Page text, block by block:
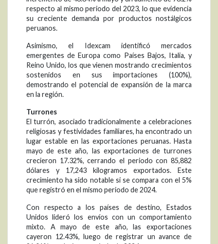
respecto al mismo periodo del 2023, lo que evidencia
su creciente demanda por productos nostálgicos
peruanos.
Asimismo, el Idexcam identificó mercados
emergentes de Europa como Países Bajos, Italia, y
Reino Unido, los que vienen mostrando crecimientos
sostenidos en sus importaciones (100%),
demostrando el potencial de expansión de la marca
en la región.
Turrones
El turrón, asociado tradicionalmente a celebraciones
religiosas y festividades familiares, ha encontrado un
lugar estable en las exportaciones peruanas. Hasta
mayo de este año, las exportaciones de turrones
crecieron 17.32%, cerrando el periodo con 85,882
dólares y 17,243 kilogramos exportados. Este
crecimiento ha sido notable si se compara con el 5%
que registró en el mismo periodo de 2024.
Con respecto a los países de destino, Estados
Unidos lideró los envíos con un comportamiento
mixto. A mayo de este año, las exportaciones
cayeron 12.43%, luego de registrar un avance de